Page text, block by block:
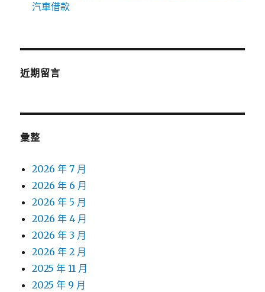
汽車借款
近期留言
彙整
2026 年 7 月
2026 年 6 月
2026 年 5 月
2026 年 4 月
2026 年 3 月
2026 年 2 月
2025 年 11 月
2025 年 9 月